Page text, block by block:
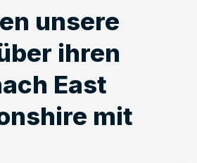
unsere
ihren
East
mit